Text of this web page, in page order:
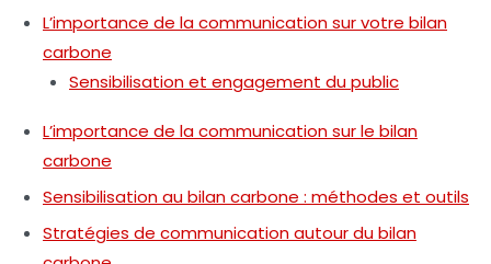
L’importance de la communication sur votre bilan
carbone
Sensibilisation et engagement du public
L’importance de la communication sur le bilan
carbone
Sensibilisation au bilan carbone : méthodes et outils
Stratégies de communication autour du bilan